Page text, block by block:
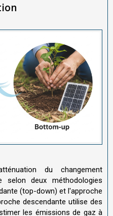
du changement
selon deux méthodologies
(top-down) et l'approche
descendante utilise des
les émissions de gaz à